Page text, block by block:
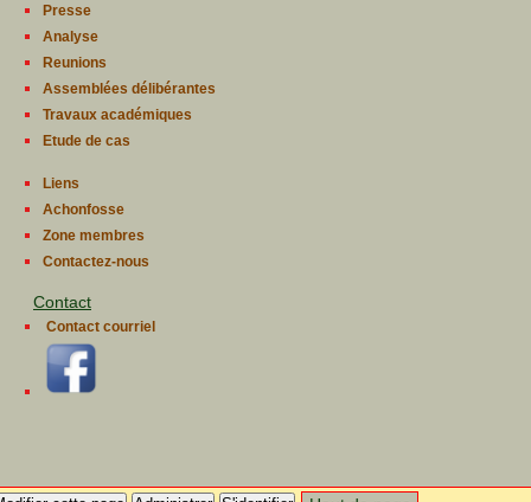
Presse
Analyse
Reunions
Assemblées délibérantes
Travaux académiques
Etude de cas
Liens
Achonfosse
Zone membres
Contactez-nous
Contact
Contact courriel